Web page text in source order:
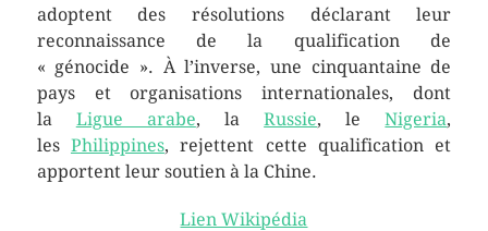
adoptent des résolutions déclarant leur
reconnaissance de la qualification de
« génocide ». À l’inverse, une cinquantaine de
pays et organisations internationales, dont
la Ligue arabe, laRussie, leNigeria,
les Philippines, rejettent cette qualification et
apportent leur soutien à la Chine.
Lien Wikipédia